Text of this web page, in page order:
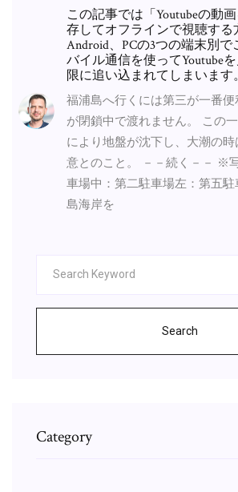
この記事では「Youtubeの動
存してオフラインで視聴する
Android、PCの3つの端末別
バイル通信を使ってYoutube
限に追い込まれてしまいます。
福浦島へ行くには第三が一番
が閉鎖中で渡れません。 この
により地盤が沈下し、大潮の
意とのこと。 －－続く－－ ※
車場中：第二駐車場左：第五
島海岸を
Search
Category